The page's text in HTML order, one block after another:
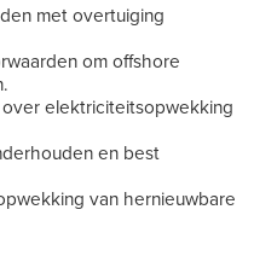
met overtuiging
om offshore
elektriciteitsopwekking
en best
van hernieuwbare